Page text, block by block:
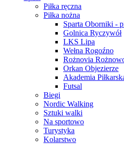
Piłka ręczna
Piłka nożna
Sparta Oborniki -
Golnica Ryczywół
LKS Lipa
Wełna Rogoźno
Rożnovia
Orkan Objezierze
Akademia
Futsal
Biegi
Nordic Walking
Sztuki walki
Na sportowo
Turystyka
Kolarstwo